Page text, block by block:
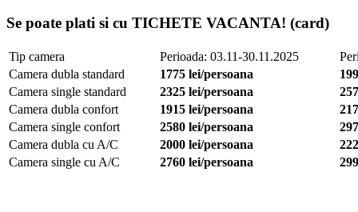
Se poate plati si cu TICHETE VACANTA! (card)
Tip camera Perioada: 03.11-30.11.2025
Camera dubla standard
1775 lei/persoana
Camera single standard
2325 lei/persoana
Camera dubla confort
1915 lei/persoana
Camera single confort
2580 lei/persoana
Camera dubla cu A/C
2000 lei/persoana
Camera single cu A/C
2760 lei/persoana